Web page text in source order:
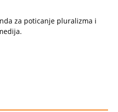
za poticanje pluralizma i